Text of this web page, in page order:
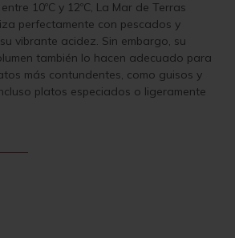
10ºC y 12ºC, La Mar de Terras
perfectamente con pescados y
vibrante acidez. Sin embargo, su
también lo hacen adecuado para
más contundentes, como guisos y
platos especiados o ligeramente